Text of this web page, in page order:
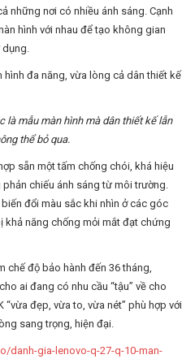
những nơi có nhiều ánh sáng. Cạnh
hình với nhau để tạo không gian
dụng.
là mẫu màn hình mà dân thiết kế lẫn
thể bỏ qua.
sẵn một tấm chống chói, khá hiệu
chiếu ánh sáng từ môi trường.
đổi màu sắc khi nhìn ở các góc
khả năng chống mỏi mắt đạt chứng
chế độ bảo hành đến 36 tháng,
ai đang có nhu cầu “tậu” về cho
“vừa đẹp, vừa to, vừa nét” phù hợp với
sang trọng, hiện đại.
danh-gia-lenovo-q-27-q-10-man-